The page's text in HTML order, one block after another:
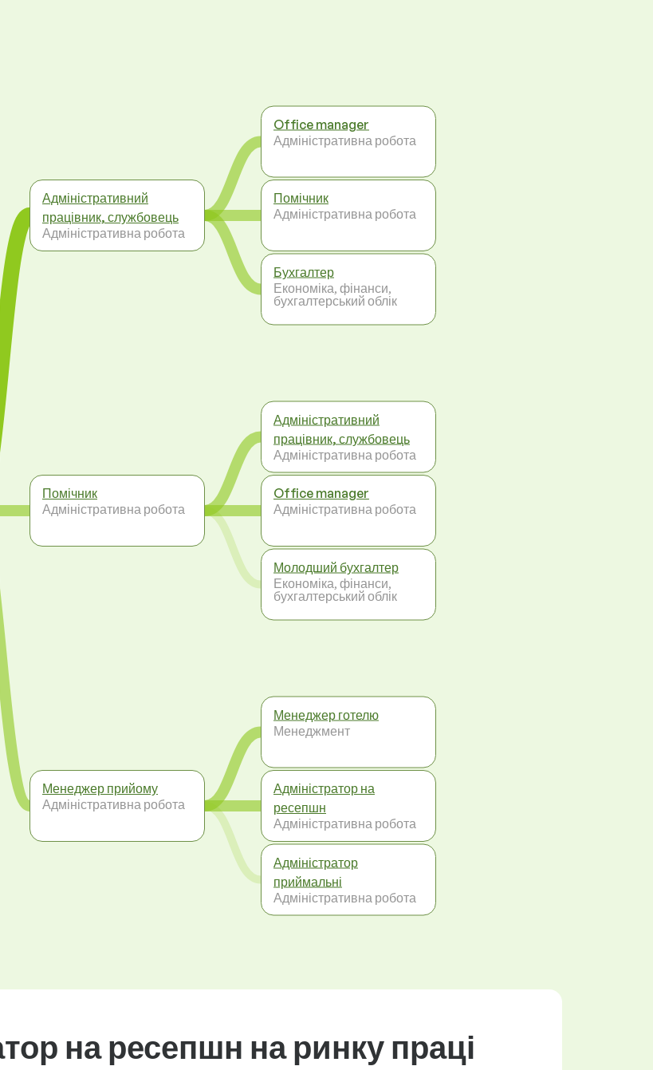
Адміністративний
працівник, службовець
Адміністративна робота
Помічник
Адміністративна робота
Менеджер прийому
Адміністративна робота
Office manager
Адміністративна робота
Помічник
Адміністративна робота
Бухгалтер
Економіка, фінанси,
бухгалтерський облік
Адміністративний
працівник, службовець
Адміністративна робота
Office manager
Адміністративна робота
Молодший бухгалтер
Економіка, фінанси,
бухгалтерський облік
Менеджер готелю
Менеджмент
Адміністратор на
ресепшн
Адміністративна робота
Адміністратор
приймальні
Адміністративна робота
на ресепшн на ринку праці